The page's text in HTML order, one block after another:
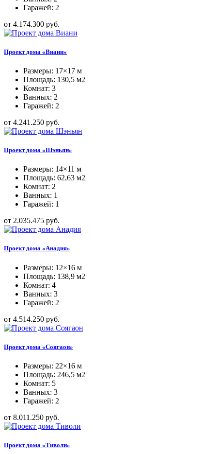
Гаражей: 2
от 4.174.300 руб.
Проект дома «Виани»
Размеры: 17×17 м
Площадь: 130,5 м2
Комнат: 3
Ванных: 2
Гаражей: 2
от 4.241.250 руб.
Проект дома «Шэньян»
Размеры: 14×11 м
Площадь: 62,63 м2
Комнат: 2
Ванных: 1
Гаражей: 1
от 2.035.475 руб.
Проект дома «Анадия»
Размеры: 12×16 м
Площадь: 138,9 м2
Комнат: 4
Ванных: 3
Гаражей: 2
от 4.514.250 руб.
Проект дома «Соягаон»
Размеры: 22×16 м
Площадь: 246,5 м2
Комнат: 5
Ванных: 3
Гаражей: 2
от 8.011.250 руб.
Проект дома «Тиволи»